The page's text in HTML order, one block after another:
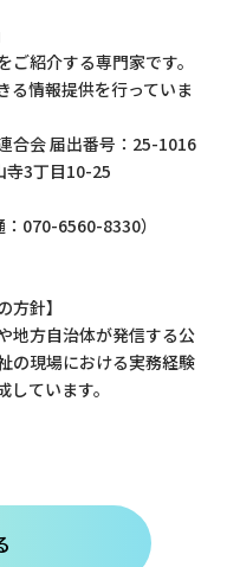
ご紹介する専門家です。
る情報提供を行っていま
合会 届出番号：25-1016
寺3丁目10-25
070-6560-8330）
方針】
地方自治体が発信する公
の現場における実務経験
ています。